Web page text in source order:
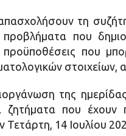
τη
προβλήματα που
προϋποθέσεις που
στοιχείων,
της
ζητήματα που έχουν
14 Ιουλίου